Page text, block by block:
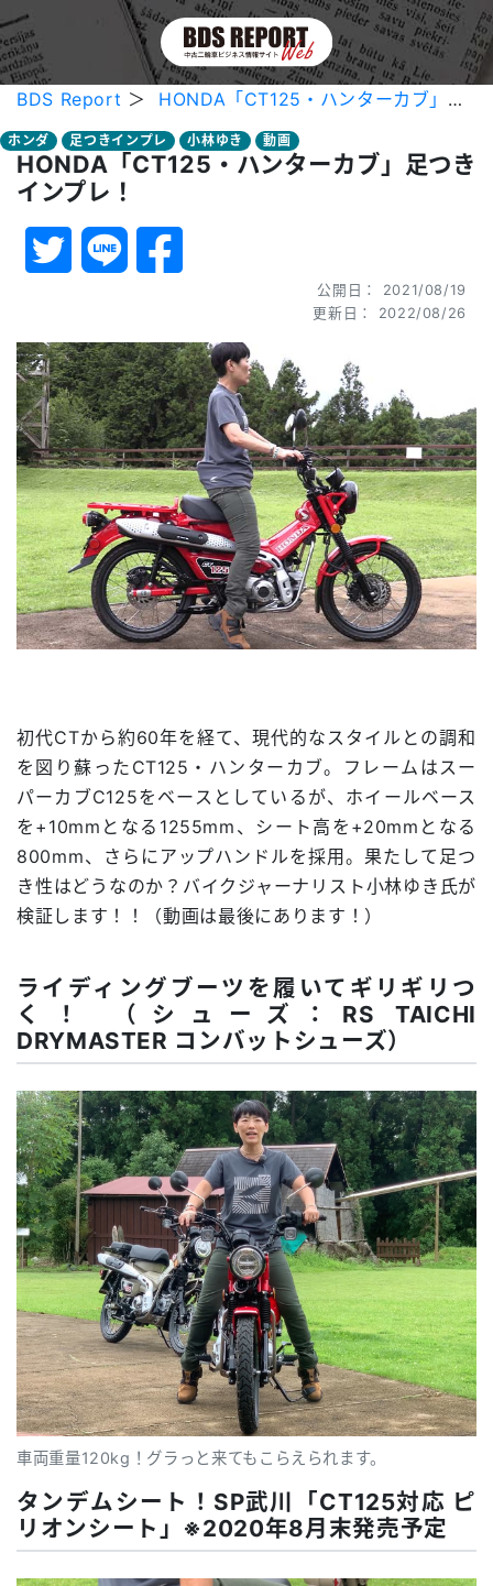
BDS Report ＞ HONDA「CT125・ハンターカブ」足つきインプレ！
ホンダ 足つきインプレ 小林ゆき 動画
HONDA「CT125・ハンターカブ」足つき
インプレ！
公開日： 2021/08/19
更新日： 2022/08/26
初代CTから約60年を経て、現代的なスタイルとの調和
を図り蘇ったCT125・ハンターカブ。フレームはスー
パーカブC125をベースとしているが、ホイールベース
を+10mmとなる1255mm、シート高を+20mmとなる
800mm、さらにアップハンドルを採用。果たして足つ
き性はどうなのか？バイクジャーナリスト小林ゆき氏が
検証します！！（動画は最後にあります！）
ライディングブーツを履いてギリギリつ
く！ （シューズ：RS TAICHI
DRYMASTER コンバットシューズ）
車両重量120kg！グラっと来てもこらえられます。
タンデムシート！SP武川「CT125対応 ピ
リオンシート」※2020年8月末発売予定